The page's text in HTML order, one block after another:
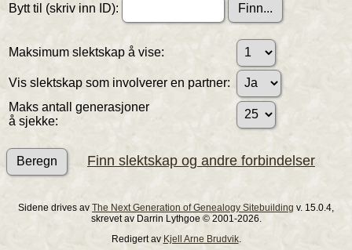
Bytt til (skriv inn ID):
Maksimum slektskap å vise:
Vis slektskap som involverer en partner:
Maks antall generasjoner
å sjekke:
Finn slektskap og andre forbindelser
Sidene drives av The Next Generation of Genealogy Sitebuilding v. 15.0.4,
skrevet av Darrin Lythgoe © 2001-2026.
Redigert av Kjell Arne Brudvik.